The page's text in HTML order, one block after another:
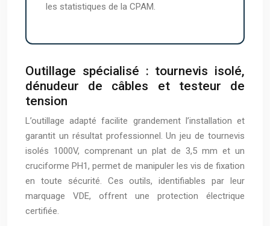
les statistiques de la CPAM.
Outillage spécialisé : tournevis isolé,
dénudeur de câbles et testeur de
tension
L’outillage adapté facilite grandement l’installation et
garantit un résultat professionnel. Un jeu de tournevis
isolés 1000V, comprenant un plat de 3,5 mm et un
cruciforme PH1, permet de manipuler les vis de fixation
en toute sécurité. Ces outils, identifiables par leur
marquage VDE, offrent une protection électrique
certifiée.